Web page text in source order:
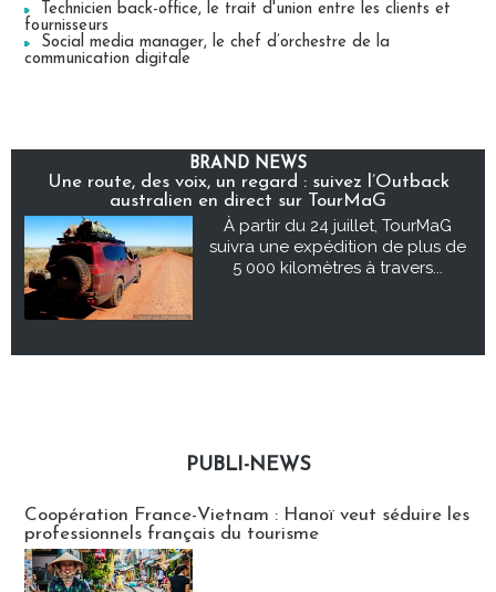
Technicien back-office, le trait d'union entre les clients et
fournisseurs
Social media manager, le chef d’orchestre de la
communication digitale
BRAND NEWS
Une route, des voix, un regard : suivez l’Outback
australien en direct sur TourMaG
À partir du 24 juillet, TourMaG
suivra une expédition de plus de
5 000 kilomètres à travers...
PUBLI-NEWS
Coopération France-Vietnam : Hanoï veut séduire les
professionnels français du tourisme